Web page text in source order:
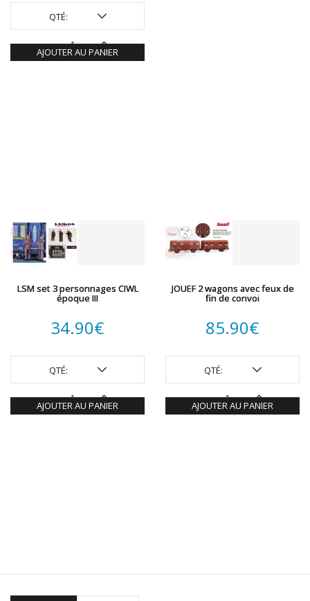
WOODLAND SCENICS
XURON
QTÉ:
AJOUTER AU PANIER
LSM set 3 personnages CIWL
époque III
34.90€
QTÉ:
AJOUTER AU PANIER
JOUEF 2 wagons avec feux de
fin de convoi
85.90€
QTÉ:
AJOUTER AU PANIER